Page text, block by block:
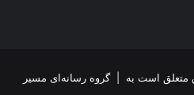
گروه رسانه‌ای مسیر